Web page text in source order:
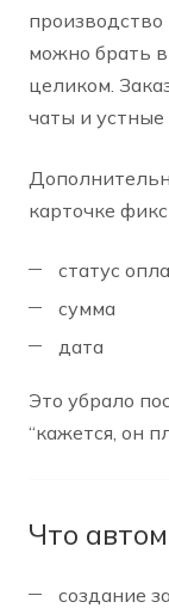
производство
можно брать
целиком.
чаты и устные
карточке
статус
сумма
дата
Это убрало
“кажется, он
Что
создание